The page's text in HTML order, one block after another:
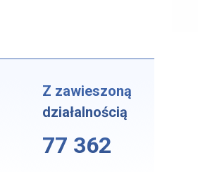
Z zawieszoną
działalnością
77 362